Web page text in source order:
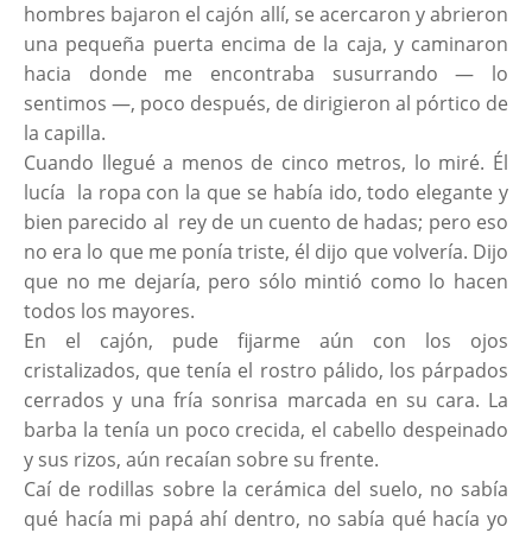
hombres bajaron el cajón allí, se acercaron y abrieron
una pequeña puerta encima de la caja, y caminaron
hacia donde me encontraba susurrando — lo
sentimos —, poco después, de dirigieron al pórtico de
la capilla.
Cuando llegué a menos de cinco metros, lo miré. Él
lucía la ropa con la que se había ido, todo elegante y
bien parecido al rey de un cuento de hadas; pero eso
no era lo que me ponía triste, él dijo que volvería. Dijo
que no me dejaría, pero sólo mintió como lo hacen
todos los mayores.
En el cajón, pude fijarme aún con los ojos
cristalizados, que tenía el rostro pálido, los párpados
cerrados y una fría sonrisa marcada en su cara. La
barba la tenía un poco crecida, el cabello despeinado
y sus rizos, aún recaían sobre su frente.
Caí de rodillas sobre la cerámica del suelo, no sabía
qué hacía mi papá ahí dentro, no sabía qué hacía yo